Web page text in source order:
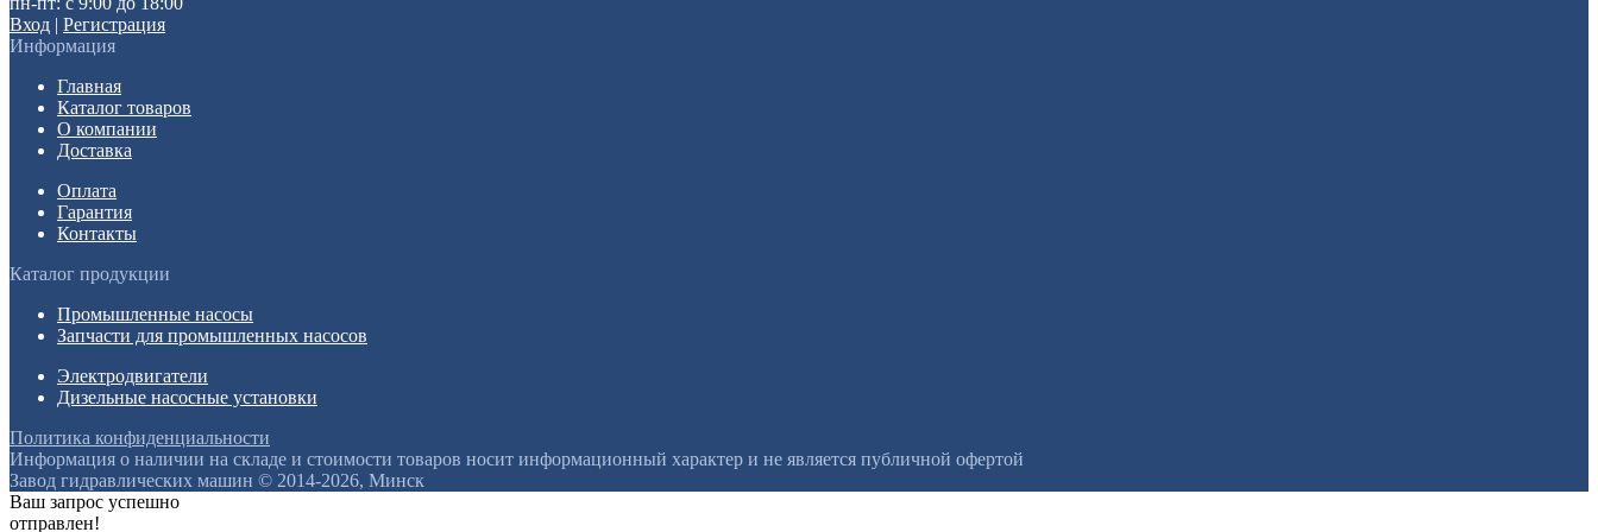
Вход | Регистрация
Информация
Главная
Каталог товаров
О компании
Доставка
Оплата
Гарантия
Контакты
Каталог продукции
Промышленные насосы
Запчасти для промышленных насосов
Электродвигатели
Дизельные насосные установки
Политика конфиденциальности
Информация о наличии на складе и стоимости товаров носит информационный характер и не является публичной офертой
Завод гидравлических машин © 2014-2026, Минск
Ваш запрос успешно
отправлен!